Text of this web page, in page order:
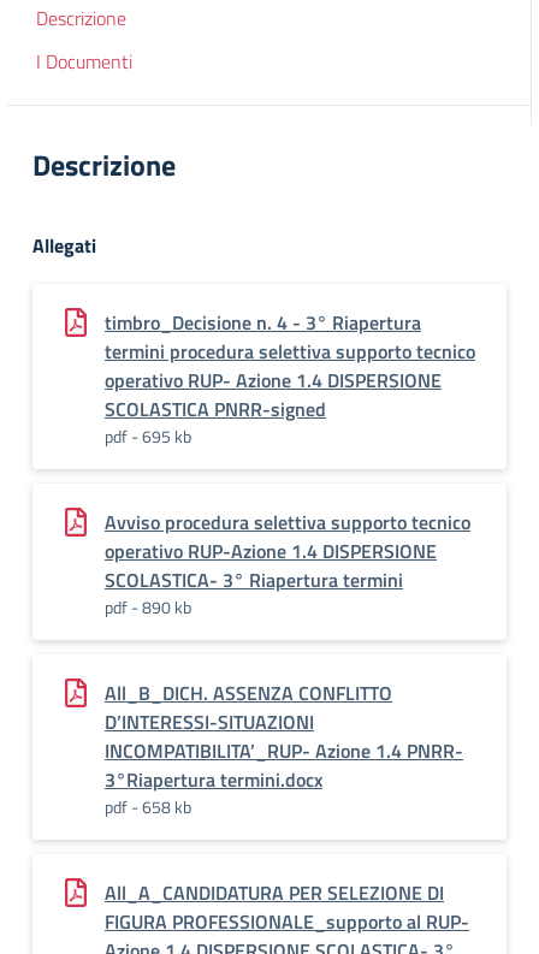
Descrizione
I Documenti
Descrizione
Allegati
timbro_Decisione n. 4 - 3° Riapertura
termini procedura selettiva supporto tecnico
operativo RUP- Azione 1.4 DISPERSIONE
SCOLASTICA PNRR-signed
pdf - 695 kb
Avviso procedura selettiva supporto tecnico
operativo RUP-Azione 1.4 DISPERSIONE
SCOLASTICA- 3° Riapertura termini
pdf - 890 kb
All_B_DICH. ASSENZA CONFLITTO
D’INTERESSI-SITUAZIONI
INCOMPATIBILITA’_RUP- Azione 1.4 PNRR-
3°Riapertura termini.docx
pdf - 658 kb
All_A_CANDIDATURA PER SELEZIONE DI
FIGURA PROFESSIONALE_supporto al RUP-